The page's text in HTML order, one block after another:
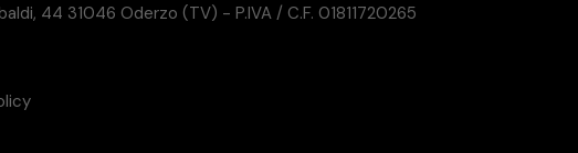
44 31046 Oderzo (TV) - P.IVA / C.F. 01811720265